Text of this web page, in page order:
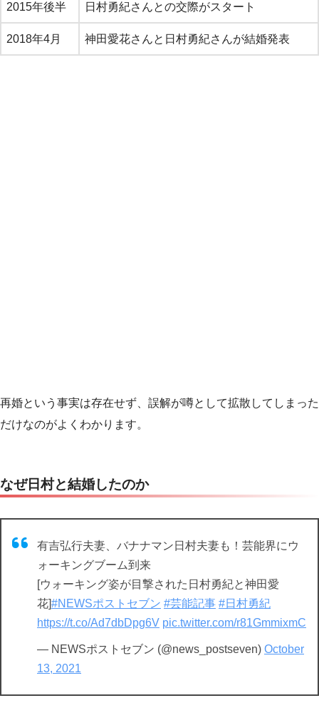
2015年後半 日村勇紀さんとの交際がスタート
2018年4月 神田愛花さんと日村勇紀さんが結婚発表
再婚という事実は存在せず、誤解が噂として拡散してしまった
だけなのがよくわかります。
なぜ日村と結婚したのか
有吉弘行夫妻、バナナマン日村夫妻も！芸能界にウ
ォーキングブーム到来
[ウォーキング姿が目撃された日村勇紀と神田愛
花]#NEWSポストセブン #芸能記事 #日村勇紀
https://t.co/Ad7dbDpg6V pic.twitter.com/r81GmmixmC
— NEWSポストセブン (@news_postseven) October
13, 2021